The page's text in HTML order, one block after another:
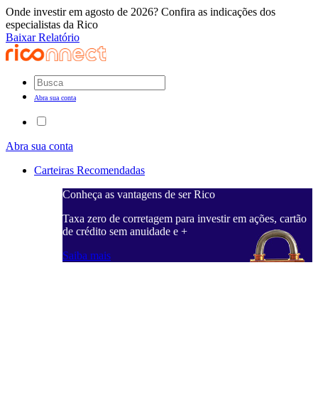
Onde investir em agosto de 2026? Confira as indicações dos
especialistas da Rico
Baixar Relatório
Abra sua conta
Abra sua conta
Carteiras Recomendadas
Conheça as vantagens de ser Rico
Taxa zero de corretagem para investir em ações, cartão
de crédito sem anuidade e +
Saiba mais